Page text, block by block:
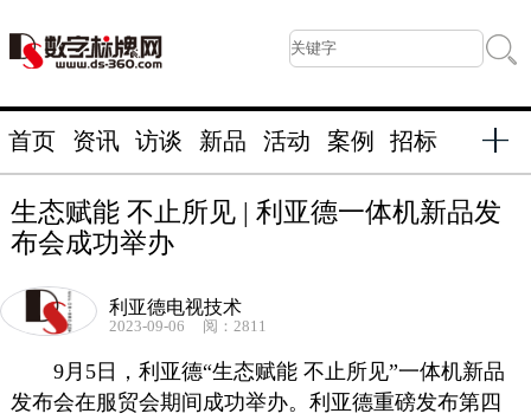
首页 资讯 访谈 新品 活动 案例 招标
生态赋能 不止所见 | 利亚德一体机新品发
布会成功举办
利亚德电视技术
2023-09-06 阅：2811
9月5日，利亚德“生态赋能 不止所见”一体机新品
发布会在服贸会期间成功举办。利亚德重磅发布第四